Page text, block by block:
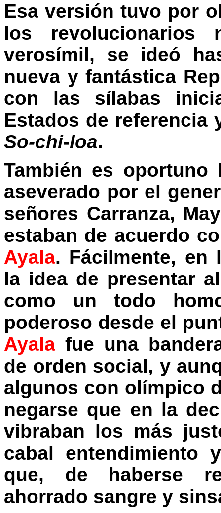
Esa versión tuvo por
los revolucionarios
verosímil, se ideó
nueva y fantástica
con las sílabas
Estados de
So-chi-loa.
También es
aseverado por el
señores Carranza,
estaban de acuerdo
Ayala. Fácilmente, en
la idea de presentar
como un todo
poderoso desde el
Ayala fue una
de orden social, y
algunos con olímpico
negarse que en la
vibraban los más
cabal entendimiento
que, de haberse
ahorrado sangre y